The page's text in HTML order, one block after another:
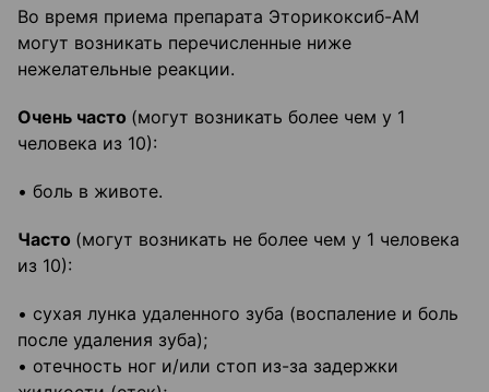
Во время приема препарата Эторикоксиб-АМ
могут возникать перечисленные ниже
нежелательные реакции.
Очень часто (могут возникать более чем у 1
человека из 10):
• боль в животе.
Часто (могут возникать не более чем у 1 человека
из 10):
• сухая лунка удаленного зуба (воспаление и боль
после удаления зуба);
• отечность ног и/или стоп из-за задержки